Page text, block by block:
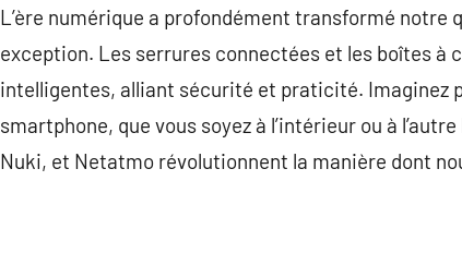
L’ère numérique a profondément transformé notre
exception. Les serrures connectées et les boîtes à
intelligentes, alliant sécurité et praticité. Imaginez
smartphone, que vous soyez à l’intérieur ou à
Nuki, et Netatmo révolutionnent la manière dont